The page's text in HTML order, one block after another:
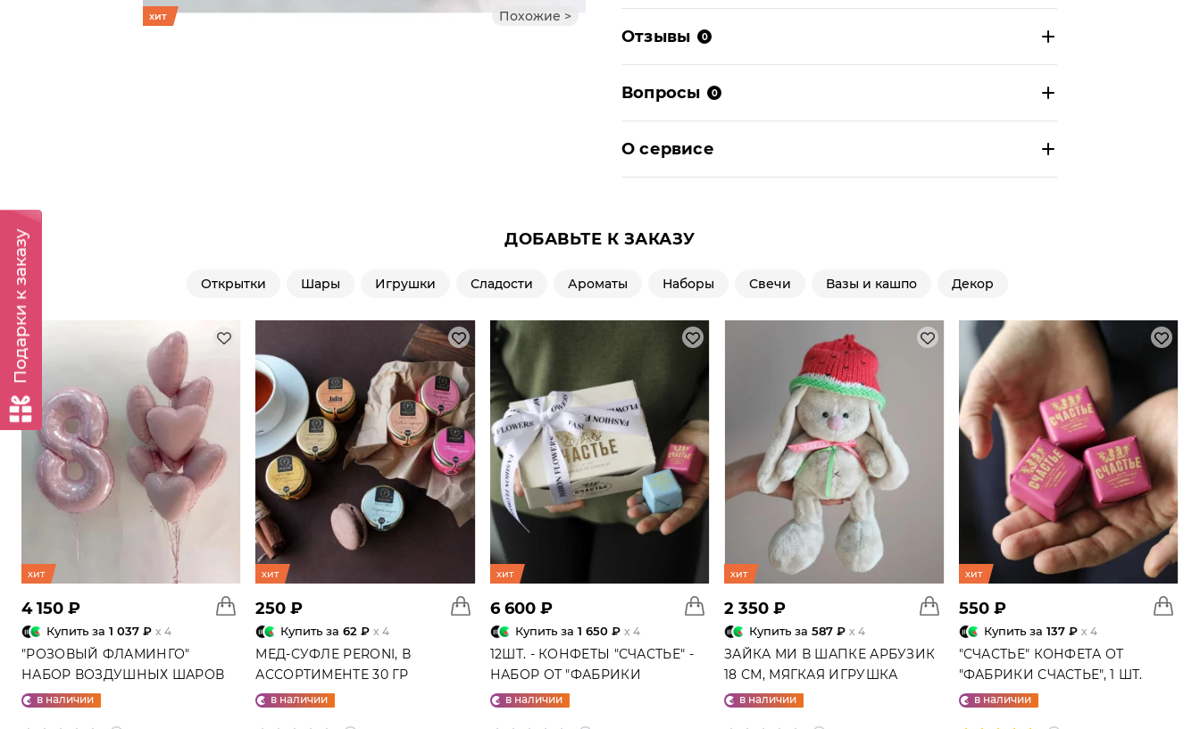
Похожие >
хит
Отзывы 0
Вопросы 0
О сервисе
ДОБАВЬТЕ К ЗАКАЗУ
Открытки Шары Игрушки Сладости Ароматы Наборы Свечи Вазы и кашпо Декор
хит
4 150 ₽
Купить за 1 037 ₽ x 4
"РОЗОВЫЙ ФЛАМИНГО"
НАБОР ВОЗДУШНЫХ ШАРОВ
№25в наличии
хит
250 ₽
Купить за 62 ₽ x 4
МЕД-СУФЛЕ PERONI, В
АССОРТИМЕНТЕ 30 ГР
в наличии
хит
6 600 ₽
Купить за 1 650 ₽ x 4
12ШТ. - КОНФЕТЫ "СЧАСТЬЕ" -
НАБОР ОТ "ФАБРИКИ
СЧАСТЬЕ"
в наличии
хит
2 350 ₽
Купить за 587 ₽ x 4
ЗАЙКА МИ В ШАПКЕ АРБУЗИК
18 СМ, МЯГКАЯ ИГРУШКА
в наличии
хит
550 ₽
Купить за 137 ₽ x 4
"СЧАСТЬЕ" КОНФЕТА ОТ
"ФАБРИКИ СЧАСТЬЕ", 1 ШТ.
в наличии
Подарки к заказу